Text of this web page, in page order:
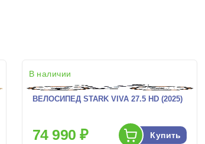
В наличии
ВЕЛОСИПЕД STARK VIVA 27.5 HD (2025)
74 990 ₽ Купить